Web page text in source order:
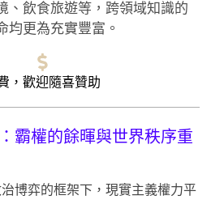
、飲食旅遊等，跨領域知識的
均更為充實豐富。
，歡迎隨喜贊助
霸權的餘暉與世界秩序重
博弈的框架下，現實主義權力平